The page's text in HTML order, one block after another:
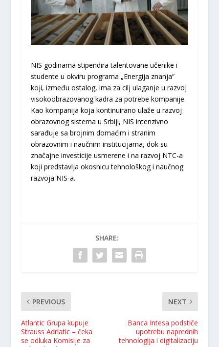
NIS godinama stipendira talentovane učenike i
studente u okviru programa „Energija znanja“
koji, između ostalog, ima za cilj ulaganje u razvoj
visokoobrazovanog kadra za potrebe kompanije.
Kao kompanija koja kontinuirano ulaže u razvoj
obrazovnog sistema u Srbiji, NIS intenzivno
sarađuje sa brojnim domaćim i stranim
obrazovnim i naučnim institucijama, dok su
značajne investicije usmerene i na razvoj NTC-a
koji predstavlja okosnicu tehnološkog i naučnog
razvoja NIS-a.
SHARE:
PREVIOUS
Atlantic Grupa kupuje
Strauss Adriatic – čeka
se odluka Komisije za
NEXT
Banca Intesa podstiče
upotrebu naprednih
tehnologija i digitalizaciju